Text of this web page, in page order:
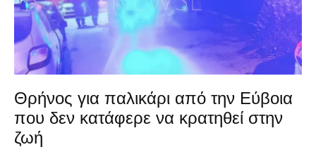
Θρήνος για παλικάρι από την Εύβοια
που δεν κατάφερε να κρατηθεί στην
ζωή